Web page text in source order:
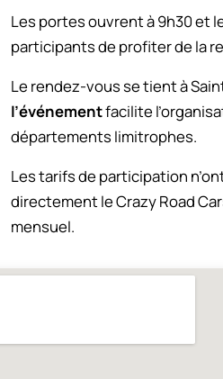
Les portes ouvrent à 9h30 et
participants de profiter de la
Le rendez-vous se tient à
l’événementfacilite
départements limitrophes.
Les tarifs de participation
directement le Crazy Road
mensuel.